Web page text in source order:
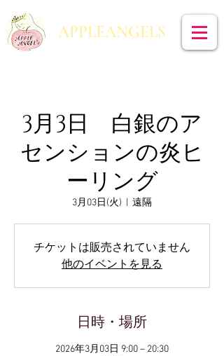
​APPLEANGELS
3月3日 白銀のア
センションの炎ヒ
ーリング
3月03日(火) 遠隔
チケットは販売されていません
他のイベントを見る
日時・場所
2026年3月03日 9:00 – 20:30